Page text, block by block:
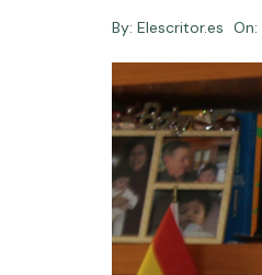
By: Elescritor.es On: